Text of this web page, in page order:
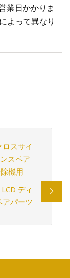
業日かかりま
よって異なり
スサイ
スペア
機用
ディ
アパーツ